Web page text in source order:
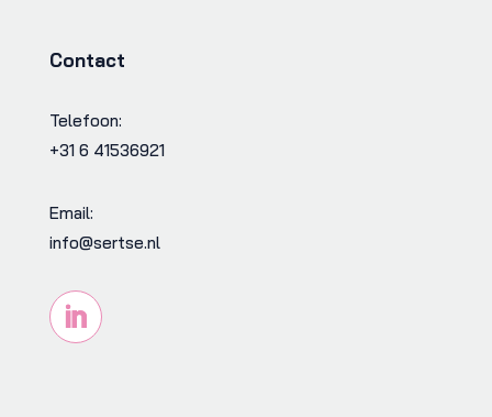
Contact
Telefoon:
+31 6 41536921
Email:
info@sertse.nl